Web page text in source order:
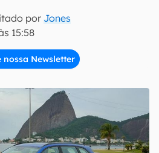
por Jones
15:58
nossa Newsletter
inscreva-se
e concordo com os Termos de
do Canaltech.